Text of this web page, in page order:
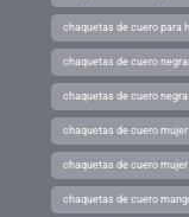
chaquetas de cuero para
chaquetas de cuero
chaquetas de cuero negra
chaquetas de cuero
chaquetas de cuero mujer
chaquetas de cuero